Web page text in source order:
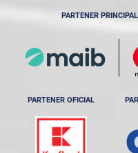
PARTENER PRINCIPAL
PARTENER OFICIAL